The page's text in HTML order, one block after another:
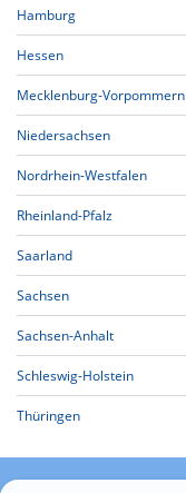
Hamburg
Hessen
Mecklenburg-Vorpommern
Niedersachsen
Nordrhein-Westfalen
Rheinland-Pfalz
Saarland
Sachsen
Sachsen-Anhalt
Schleswig-Holstein
Thüringen